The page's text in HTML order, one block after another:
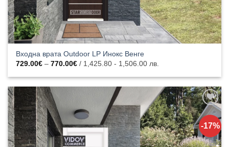
Входна врата Outdoor LP Инокс Венге
729.00€ – 770.00€Price
729.00€
/ 1,425.80 - 1,506.00 лв.
-17%
Добавяне
към
списъка с
харесани
продукти